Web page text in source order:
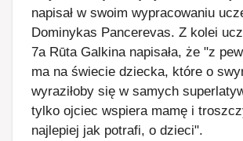
napisał w swoim wypracowaniu
Dominykas Pancerevas. Z kolei
7a Rūta Galkina napisała, że "z
ma na świecie dziecka, które o
wyraziłoby się w samych
tylko ojciec wspiera mamę i
najlepiej jak potrafi, o dzieci".